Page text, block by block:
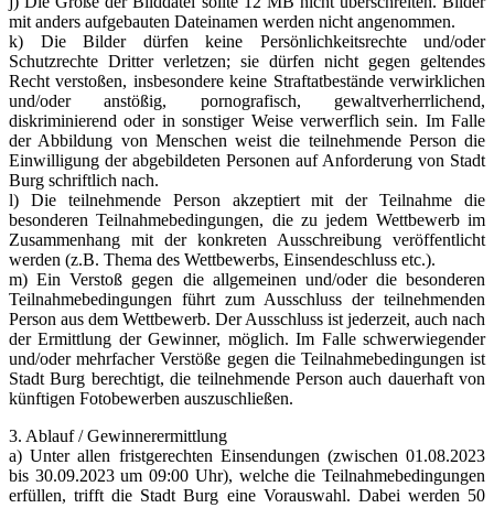
mit anders aufgebauten Dateinamen werden nicht angenommen.
k) Die Bilder dürfen keine Persönlichkeitsrechte und/oder
Schutzrechte Dritter verletzen; sie dürfen nicht gegen geltendes
Recht verstoßen, insbesondere keine Straftatbestände verwirklichen
und/oder anstößig, pornografisch, gewaltverherrlichend,
diskriminierend oder in sonstiger Weise verwerflich sein. Im Falle
der Abbildung von Menschen weist die teilnehmende Person die
Einwilligung der abgebildeten Personen auf Anforderung von Stadt
Burg schriftlich nach.
l) Die teilnehmende Person akzeptiert mit der Teilnahme die
besonderen Teilnahmebedingungen, die zu jedem Wettbewerb im
Zusammenhang mit der konkreten Ausschreibung veröffentlicht
werden (z.B. Thema des Wettbewerbs, Einsendeschluss etc.).
m) Ein Verstoß gegen die allgemeinen und/oder die besonderen
Teilnahmebedingungen führt zum Ausschluss der teilnehmenden
Person aus dem Wettbewerb. Der Ausschluss ist jederzeit, auch nach
der Ermittlung der Gewinner, möglich. Im Falle schwerwiegender
und/oder mehrfacher Verstöße gegen die Teilnahmebedingungen ist
Stadt Burg berechtigt, die teilnehmende Person auch dauerhaft von
künftigen Fotobewerben auszuschließen.
3. Ablauf / Gewinnerermittlung
a) Unter allen fristgerechten Einsendungen (zwischen 01.08.2023
bis 30.09.2023 um 09:00 Uhr), welche die Teilnahmebedingungen
erfüllen, trifft die Stadt Burg eine Vorauswahl. Dabei werden 50